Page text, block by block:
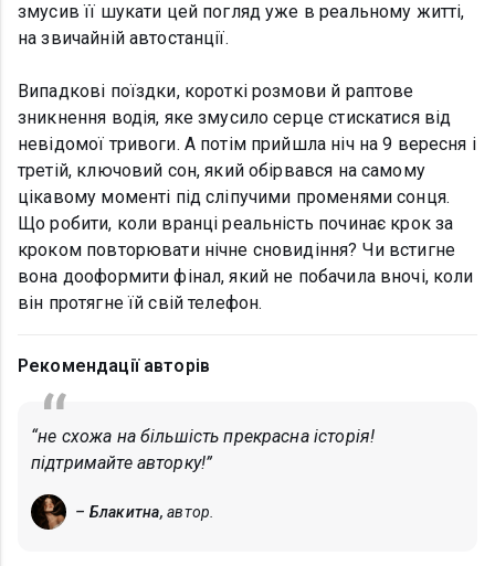
змусив її шукати цей погляд уже в реальному житті,
на звичайній автостанції.
Випадкові поїздки, короткі розмови й раптове
зникнення водія, яке змусило серце стискатися від
невідомої тривоги. А потім прийшла ніч на 9 вересня і
третій, ключовий сон, який обірвався на самому
цікавому моменті під сліпучими променями сонця.
Що робити, коли вранці реальність починає крок за
кроком повторювати нічне сновидіння? Чи встигне
вона дооформити фінал, який не побачила вночі, коли
він протягне їй свій телефон.
Рекомендації авторів
“не схожа на більшість прекрасна історія!
підтримайте авторку!”
– Блакитна, автор.